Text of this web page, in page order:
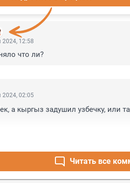
39
2024, 12:58
что ли?
2024, 02:05
а кыргыз задушил узбечку, или
Читать все